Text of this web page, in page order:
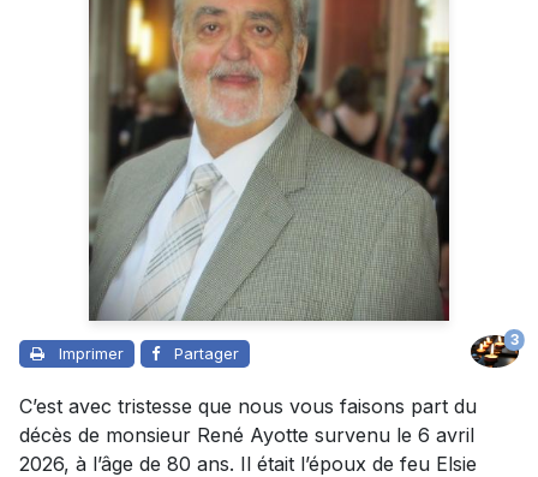
Imprimer Partager
3
C’est avec tristesse que nous vous faisons part du
décès de monsieur René Ayotte survenu le 6 avril
2026, à l’âge de 80 ans. Il était l’époux de feu Elsie